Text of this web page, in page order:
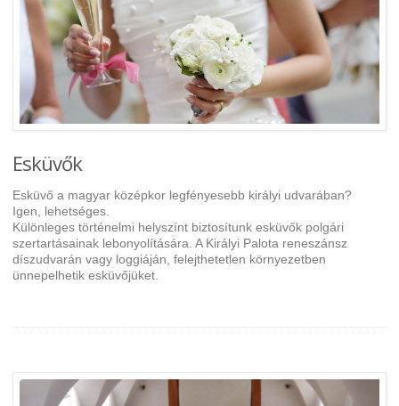
Esküvők
Esküvő a magyar középkor legfényesebb királyi udvarában?
Igen, lehetséges.
Különleges történelmi helyszínt biztosítunk esküvők polgári
szertartásainak lebonyolítására. A Királyi Palota reneszánsz
díszudvarán vagy loggiáján, felejthetetlen környezetben
ünnepelhetik esküvőjüket.